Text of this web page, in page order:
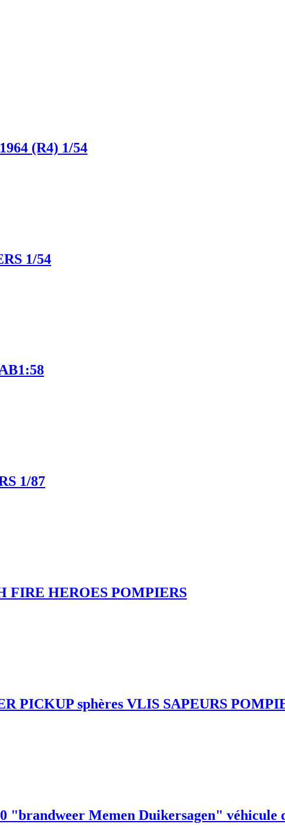
(R4) 1/54
1/54
1/87
FIRE HEROES POMPIERS
PICKUP sphères VLIS SAPEURS
Memen Duikersagen" véhicule